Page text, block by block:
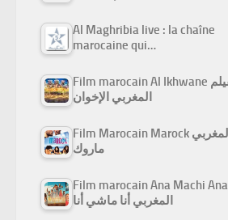
Al Maghribia live : la chaîne
marocaine qui…
Film marocain Al Ikhwane الفيلم
المغربي الإخوان
Film Marocain Marock الفيلم المغربي
ماروك
Film marocain Ana Machi Ana الفيلم
المغربي أنا ماشي أنا